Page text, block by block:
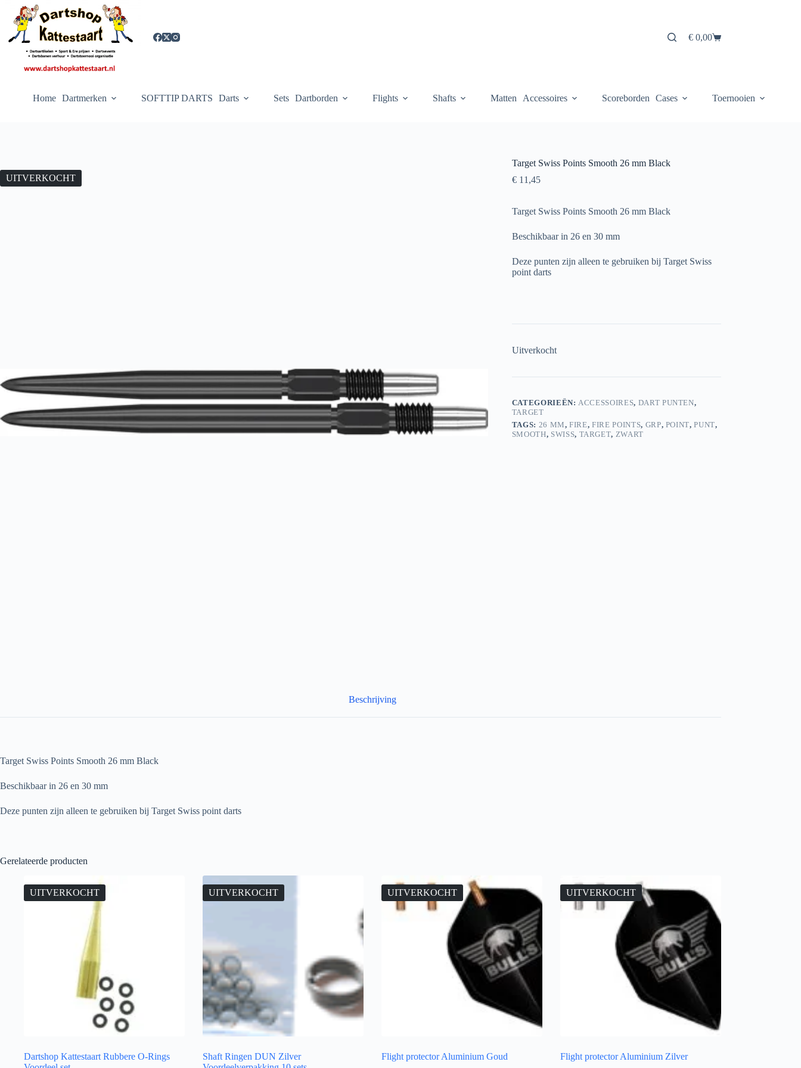
inhoud
Winkelwagen
€0,00
Home Dartmerken SOFTTIP DARTS Darts Sets Dartborden Flights Shafts Matten Accessoires Scoreborden Cases Toernooien
UITVERKOCHT
Target Swiss Points Smooth 26 mm Black
€11,45
Target Swiss Points Smooth 26 mm Black
Beschikbaar in 26 en 30 mm
Deze punten zijn alleen te gebruiken bij Target Swiss
point darts
Uitverkocht
CATEGORIEËN:ACCESSOIRES, DART PUNTEN,
TARGET
TAGS: 26 MM,FIRE,FIRE POINTS, GRP, POINT,PUNT,
SMOOTH, SWISS, TARGET, ZWART
Beschrijving
Target Swiss Points Smooth 26 mm Black
Beschikbaar in 26 en 30 mm
Deze punten zijn alleen te gebruiken bij Target Swiss point darts
Gerelateerde producten
UITVERKOCHT
Dartshop Kattestaart Rubbere O-Rings
UITVERKOCHT
Shaft Ringen DUN Zilver
UITVERKOCHT
Flight protector Aluminium Goud
UITVERKOCHT
Flight protector Aluminium Zilver